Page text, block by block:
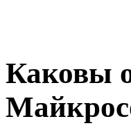
Каковы